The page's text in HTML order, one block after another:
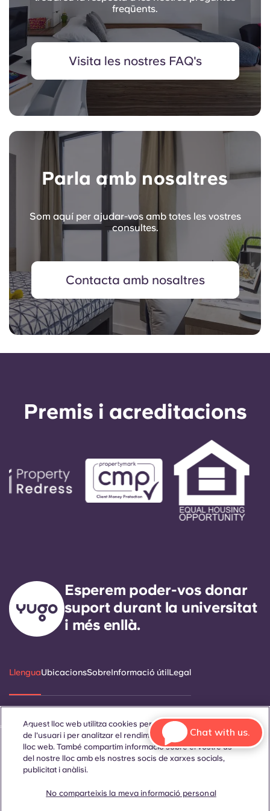
freqüents.
Visita les nostres FAQ's
Parla amb nosaltres
Som aquí per ajudar-vos amb totes les vostres
consultes.
Contacta amb nosaltres
Premis i acreditacions
Esperem poder-vos donar
suport durant la universitat
i més enllà.
LlenguaUbicacionsSobreInformació útilLegal
Català Deutsch Italian French Portuguese
Aquest lloc web utilitza cookies per millorar l'experiència
de l'usuari i per analitzar el rendiment i el trànsit al nostre
lloc web. També compartim informació sobre el vostre ús
del nostre lloc amb els nostres socis de xarxes socials,
publicitat i anàlisi.
No comparteixis la meva informació personal
Chat with us.